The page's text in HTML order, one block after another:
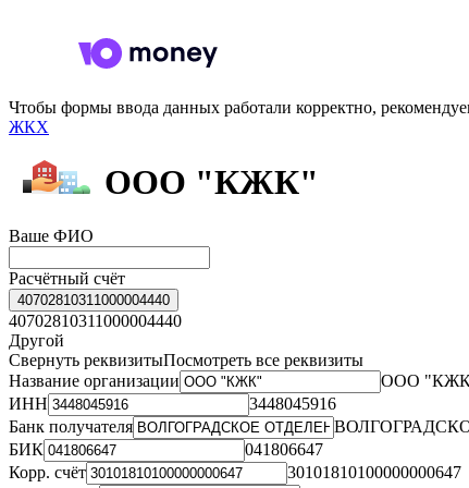
Чтобы формы ввода данных работали корректно,
ЖКХ
ООО "КЖК"
Ваше ФИО
Расчётный счёт
40702810311000004440
40702810311000004440
Другой
Свернуть реквизитыПосмотреть все реквизиты
Название организации
ООО
ИНН
3448045916
Банк получателя
БИК
041806647
Корр. счёт
30101810100000000647